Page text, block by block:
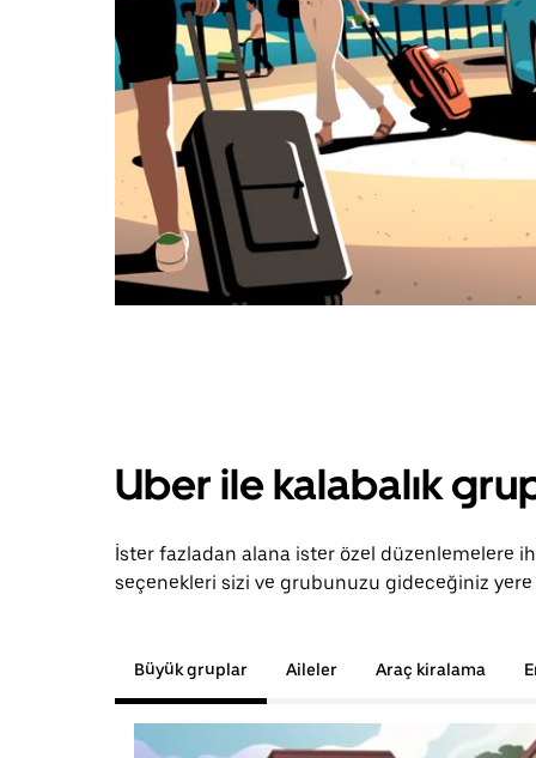
Uber ile kalabalık
İster fazladan alana ister özel düzenlemelere
seçenekleri sizi ve grubunuzu gideceğiniz yere
Büyük gruplar Aileler Araç kiralama